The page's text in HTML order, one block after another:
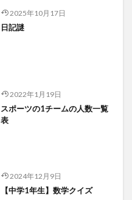
2025年10月17日
日記謎
2022年1月19日
スポーツの1チームの人数一覧
表
2024年12月9日
【中学1年生】数学クイズ